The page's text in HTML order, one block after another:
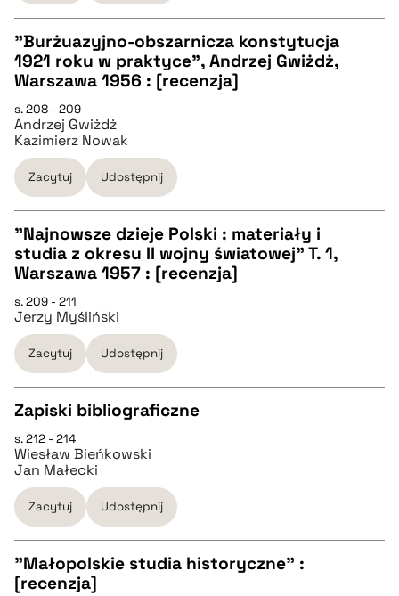
pobierz cytat
CZYSTY TEKST
pobierz cytat
BIBTEX
pobierz cytat
"Burżuazyjno-obszarnicza konstytucja
1921 roku w praktyce", Andrzej Gwiżdż,
Warszawa 1956 : [recenzja]
s. 208 - 209
Andrzej Gwiżdż
Kazimierz Nowak
Zacytuj Udostępnij
CZYSTY TEKST
pobierz cytat
BIBTEX
"Najnowsze dzieje Polski : materiały i
studia z okresu II wojny światowej" T. 1,
Warszawa 1957 : [recenzja]
s. 209 - 211
Jerzy Myśliński
Zacytuj Udostępnij
CZYSTY TEKST
pobierz cytat
Zapiski bibliograficzne
s. 212 - 214
Wiesław Bieńkowski
Jan Małecki
Zacytuj Udostępnij
"Małopolskie studia historyczne" :
[recenzja]